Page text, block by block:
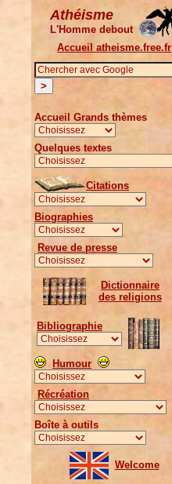
Athéisme
L'Homme debout
Accueil atheisme.free.fr
Accueil Grands thèmes
Quelques textes
Citations
Biographies
Revue de presse
Dictionnaire
des religions
Bibliographie
Humour
Récréation
Boîte à outils
Welcome